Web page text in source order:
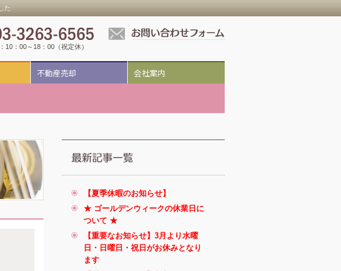
た
10：00～18：00（祝定休）
不動産売却 会社案内
【夏季休暇のお知らせ】
★ ゴールデンウィークの休業日に
ついて ★
【重要なお知らせ】3月より水曜
日・日曜日・祝日がお休みとなり
ます